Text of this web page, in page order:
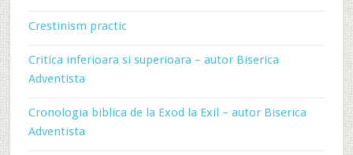
Crestinism practic
Critica inferioara si superioara – autor Biserica
Adventista
Cronologia biblica de la Exod la Exil – autor Biserica
Adventista